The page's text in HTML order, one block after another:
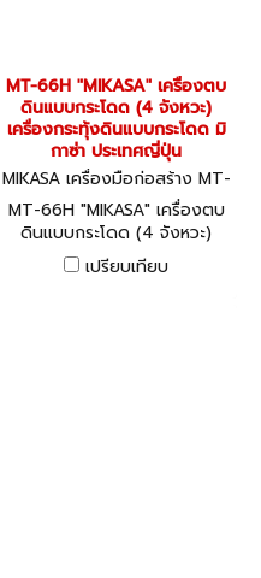
MT-66H "MIKASA" เครื่องตบ
ดินแบบกระโดด (4 จังหวะ)
เครื่องกระทุ้งดินแบบกระโดด มิ
กาซ่า ประเทศญี่ปุ่น
MIKASA เครื่องมือก่อสร้าง MT-
66H
MT-66H "MIKASA" เครื่องตบ
ดินแบบกระโดด (4 จังหวะ)
เครื่องกระทุ้งดินแบบกระโดด มิ
กาซ่า ประเทศญี่ปุ่น
เปรียบเทียบ